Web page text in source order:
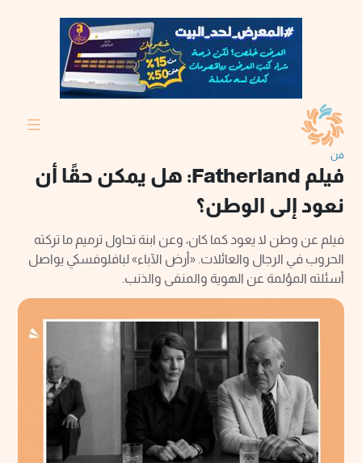
فن
فيلم Fatherland: هل يمكن حقًا أن
نعود إلى الوطن؟
فيلم عن وطن لا يعود كما كان، وعن ابنة تحاول ترميم ما تركته
الحروب في الرجال والعائلات. «أرض الآباء» لبافلوفسكي يواصل
أسئلته المؤلمة عن الهوية والمنفى والذنب.